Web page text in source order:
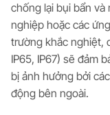
chống lại bụi bẩn
nghiệp hoặc các
trường khắc nghiệt,
IP65, IP67) sẽ đảm
bị ảnh hưởng bởi
động bên ngoài.